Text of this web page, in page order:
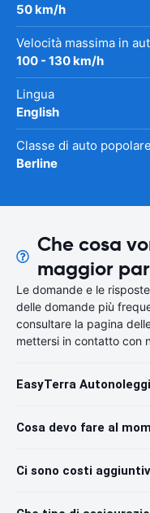
50 km/h
Velocità massima in
100 - 130 km/h
Lingua
English
Classe di auto popolare
Berline
Che cosa
maggior
Le domande e le
delle domande più
consultare la pagina
mettersi in contatto con
EasyTerra
Cosa devo fare al
Ci sono costi